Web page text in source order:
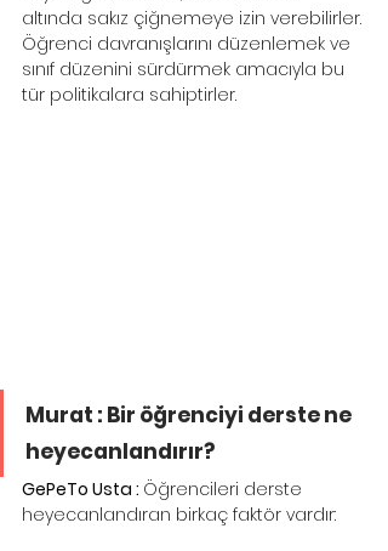
altında sakız çiğnemeye izin verebilirler.
Öğrenci davranışlarını düzenlemek ve
sınıf düzenini sürdürmek amacıyla bu
tür politikalara sahiptirler.
Murat : Bir öğrenciyi derste ne
heyecanlandırır?
GePeTo Usta : Öğrencileri derste
heyecanlandıran birkaç faktör vardır: